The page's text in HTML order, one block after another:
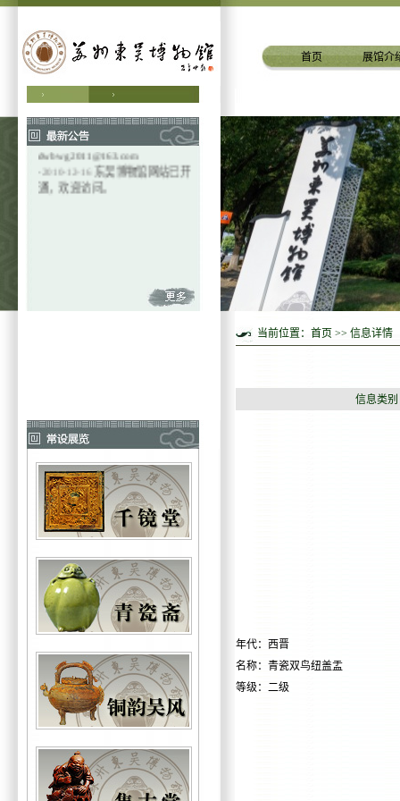
·2024-12-6 更多精彩内容，请关
注微信公众号“苏州东吴博物馆”
2011-12-14
苏州东吴博物馆邮箱
dwbwg2011@163.com
2010-12-16 东吴博物馆网站已开
通，欢迎访问。
首页 展馆介
当前位置： 首页 >> 信息详情
信息类
年代：西晋
名称： 青瓷双鸟纽盖盂
等级：二级